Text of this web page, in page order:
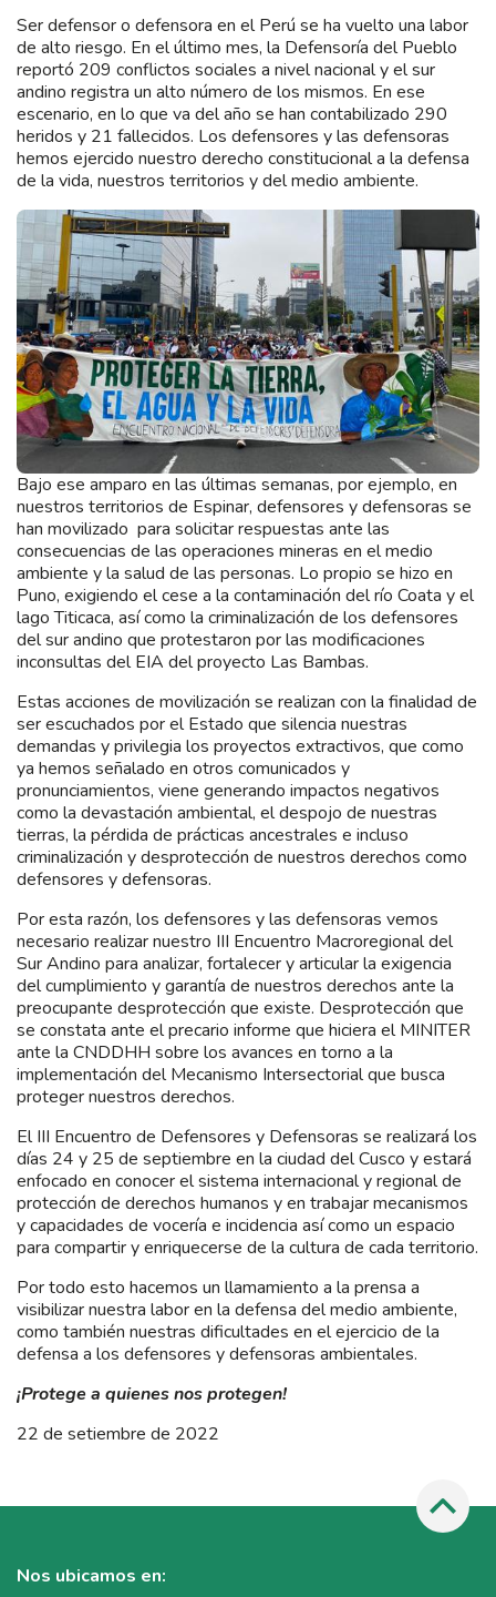
Ser defensor o defensora en el Perú se ha vuelto una labor
de alto riesgo. En el último mes, la Defensoría del Pueblo
reportó 209 conflictos sociales a nivel nacional y el sur
andino registra un alto número de los mismos. En ese
escenario, en lo que va del año se han contabilizado 290
heridos y 21 fallecidos. Los defensores y las defensoras
hemos ejercido nuestro derecho constitucional a la defensa
de la vida, nuestros territorios y del medio ambiente.
Bajo ese amparo en las últimas semanas, por ejemplo, en
nuestros territorios de Espinar, defensores y defensoras se
han movilizado para solicitar respuestas ante las
consecuencias de las operaciones mineras en el medio
ambiente y la salud de las personas. Lo propio se hizo en
Puno, exigiendo el cese a la contaminación del río Coata y el
lago Titicaca, así como la criminalización de los defensores
del sur andino que protestaron por las modificaciones
inconsultas del EIA del proyecto Las Bambas.
Estas acciones de movilización se realizan con la finalidad de
ser escuchados por el Estado que silencia nuestras
demandas y privilegia los proyectos extractivos, que como
ya hemos señalado en otros comunicados y
pronunciamientos, viene generando impactos negativos
como la devastación ambiental, el despojo de nuestras
tierras, la pérdida de prácticas ancestrales e incluso
criminalización y desprotección de nuestros derechos como
defensores y defensoras.
Por esta razón, los defensores y las defensoras vemos
necesario realizar nuestro III Encuentro Macroregional del
Sur Andino para analizar, fortalecer y articular la exigencia
del cumplimiento y garantía de nuestros derechos ante la
preocupante desprotección que existe. Desprotección que
se constata ante el precario informe que hiciera el MINITER
ante la CNDDHH sobre los avances en torno a la
implementación del Mecanismo Intersectorial que busca
proteger nuestros derechos.
El III Encuentro de Defensores y Defensoras se realizará los
días 24 y 25 de septiembre en la ciudad del Cusco y estará
enfocado en conocer el sistema internacional y regional de
protección de derechos humanos y en trabajar mecanismos
y capacidades de vocería e incidencia así como un espacio
para compartir y enriquecerse de la cultura de cada territorio.
Por todo esto hacemos un llamamiento a la prensa a
visibilizar nuestra labor en la defensa del medio ambiente,
como también nuestras dificultades en el ejercicio de la
defensa a los defensores y defensoras ambientales.
¡Protege a quienes nos protegen!
22 de setiembre de 2022
Nos ubicamos en: